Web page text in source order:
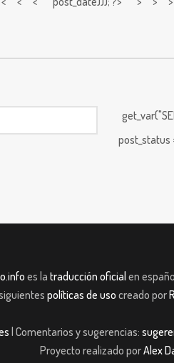
post_status
es la traducción oficial en
políticas de uso creado por
| Comentarios y sugerencias:
Proyecto realizado porAlex